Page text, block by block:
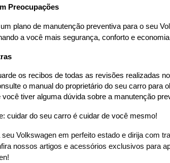
Preocupações
plano de manutenção preventiva para o seu
a você mais segurança, conforto e
os recibos de todas as revisões realizadas
o manual do proprietário do seu carro para
você tiver alguma dúvida sobre a manutenção
cuidar do seu carro é cuidar de você mesmo!
seu Volkswagen em perfeito estado e dirija com
nossos artigos e acessórios exclusivos para